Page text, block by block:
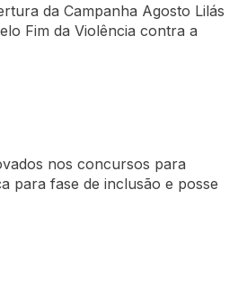
da Campanha Agosto Lilás
Fim da Violência contra a
nos concursos para
para fase de inclusão e posse